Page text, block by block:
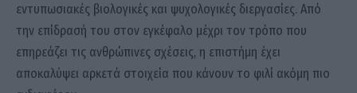
εντυπωσιακές βιολογικές και ψυχολογικές διεργασίες. Από
την επίδρασή του στον εγκέφαλο μέχρι τον τρόπο που
επηρεάζει τις ανθρώπινες σχέσεις, η επιστήμη έχει
αποκαλύψει αρκετά στοιχεία που κάνουν το φιλί ακόμη πιο